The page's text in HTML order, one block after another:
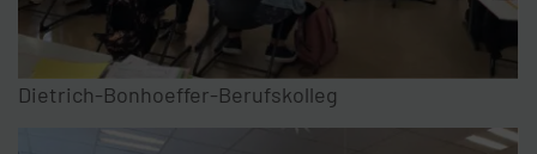
Dietrich-Bonhoeffer-Berufskolleg